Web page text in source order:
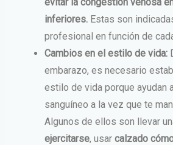
inferiores.Estas son
profesional en función de
Cambios en el estilo de vida:
embarazo, es necesario
estilo de vida porque ayudan
sanguíneo a la vez que te
Algunos de ellos son llevar
ejercitarse, usar calzado